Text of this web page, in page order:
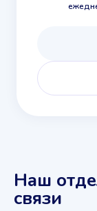
Наш
связи